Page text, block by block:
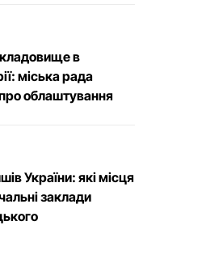
в
міська рада
облаштування
України: які місця
заклади